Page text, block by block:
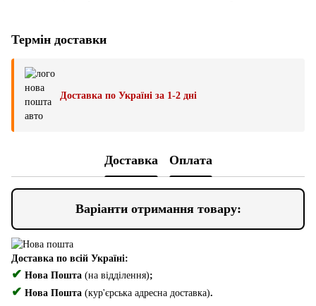
Термін доставки
Доставка по Україні за 1-2 дні
Доставка Оплата
Варіанти отримання товару:
Доставка по всій Україні:
✔ Нова Пошта (на відділення);
✔ Нова Пошта (кур'єрська адресна доставка).